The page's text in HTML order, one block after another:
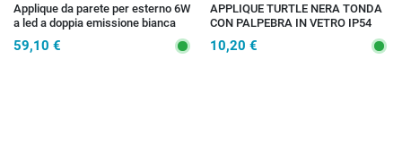
Applique da parete per esterno 6W
a led a doppia emissione bianca
59,10 €
APPLIQUE TURTLE NERA TONDA
CON PALPEBRA IN VETRO IP54
10,20 €